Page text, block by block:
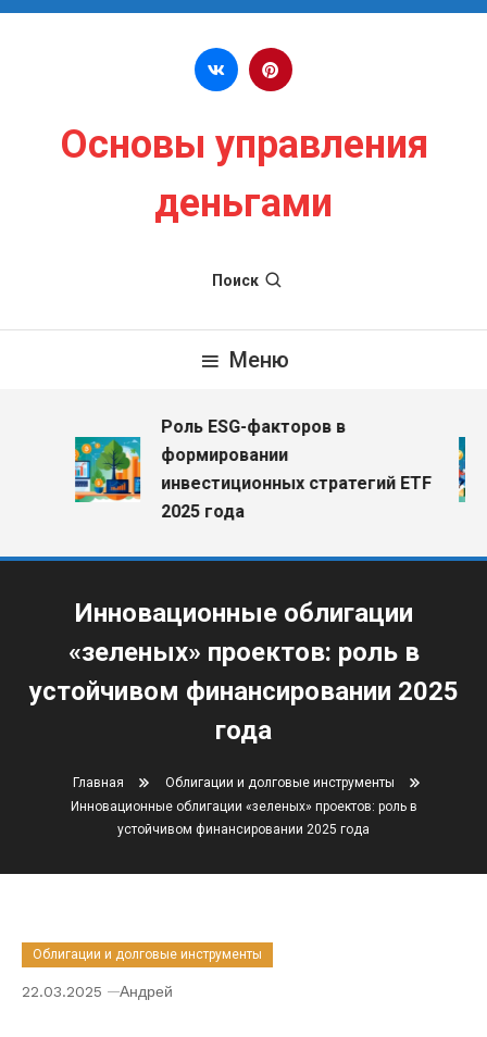
Перейти к содержимому
Основы управления
деньгами
Поиск
Меню
Роль ESG-факторов в
формировании
инвестиционных стратегий ETF
2025 года
Инновационные облигации
«зеленых» проектов: роль в
устойчивом финансировании 2025
года
Главная
Облигации и долговые инструменты
Инновационные облигации «зеленых» проектов: роль в
устойчивом финансировании 2025 года
Облигации и долговые инструменты
22.03.2025 Андрей